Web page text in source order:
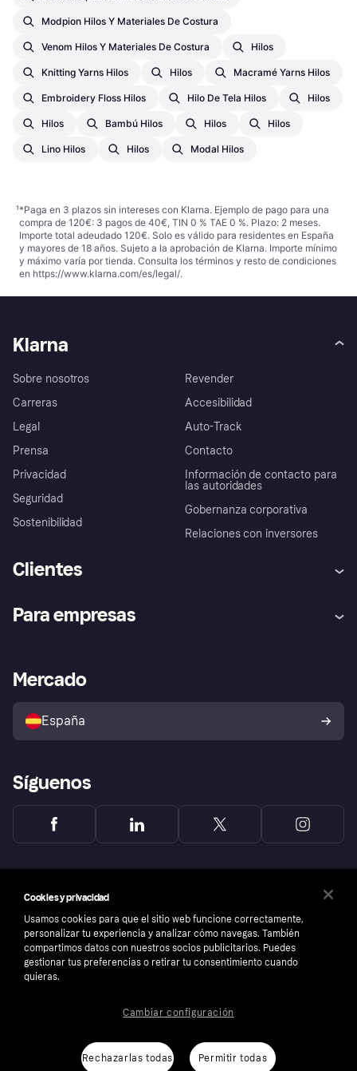
Modpion Hilos Y Materiales De Costura
Venom Hilos Y Materiales De Costura Hilos
Knitting Yarns Hilos Hilos Macramé Yarns Hilos
Embroidery Floss Hilos Hilo De Tela Hilos Hilos
Hilos Bambú Hilos Hilos Hilos
Lino Hilos Hilos Modal Hilos
¹*Paga en 3 plazos sin intereses con Klarna. Ejemplo de pago para una
compra de 120€: 3 pagos de 40€, TIN 0 % TAE 0 %. Plazo: 2 meses.
Importe total adeudado 120€. Solo es válido para residentes en España
y mayores de 18 años. Sujeto a la aprobación de Klarna. Importe mínimo
y máximo varía por tienda. Consulta los términos y resto de condiciones
en https://www.klarna.com/es/legal/.
Klarna
Sobre nosotros
Carreras
Legal
Prensa
Privacidad
Seguridad
Sostenibilidad
Revender
Accesibilidad
Auto-Track
Contacto
Información de contacto para
las autoridades
Gobernanza corporativa
Relaciones con inversores
Clientes
Inicio de sesión
Directorio de tiendas
Política de protección al
comprador de Klarna
Reclamaciones
Para empresas
Acceso empresas
Mercado
España
Síguenos
Número de empresa: 556737-0431
Cookies y privacidad
Usamos cookies para que el sitio web funcione correctamente,
personalizar tu experiencia y analizar cómo navegas. También
compartimos datos con nuestros socios publicitarios. Puedes
gestionar tus preferencias o retirar tu consentimiento cuando
quieras.
Rechazarlas todas Permitir todas
Cambiar configuración